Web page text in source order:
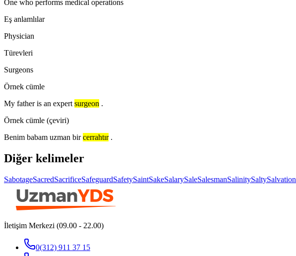
One who performs medical operations
Eş anlamlılar
Physician
Türevleri
Surgeons
Örnek cümle
My father is an expert surgeon .
Örnek cümle (çeviri)
Benim babam uzman bir cerrahtır .
Diğer kelimeler
SabotageSacredSacrificeSafeguardSafetySaintSakeSalarySaleSalesmanSalinitySaltySalvation
İletişim Merkezi (09.00 - 22.00)
0(312) 911 37 15